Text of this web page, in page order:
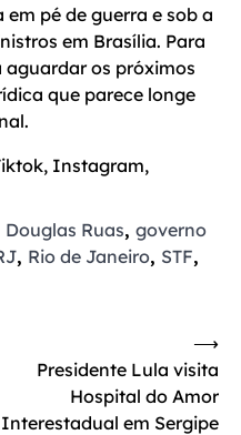
pé de guerra e sob a
em Brasília. Para
os próximos
que parece longe
Instagram,
Douglas Ruas, governo
, Rio de Janeiro, STF,
Presidente Lula visita
Hospital do Amor
Interestadual em Sergipe
⟶